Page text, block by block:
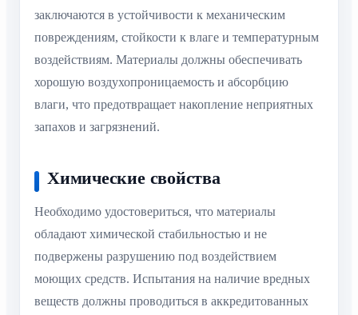
заключаются в устойчивости к механическим
повреждениям, стойкости к влаге и температурным
воздействиям. Материалы должны обеспечивать
хорошую воздухопроницаемость и абсорбцию
влаги, что предотвращает накопление неприятных
запахов и загрязнений.
Химические свойства
Необходимо удостовериться, что материалы
обладают химической стабильностью и не
подвержены разрушению под воздействием
моющих средств. Испытания на наличие вредных
веществ должны проводиться в аккредитованных